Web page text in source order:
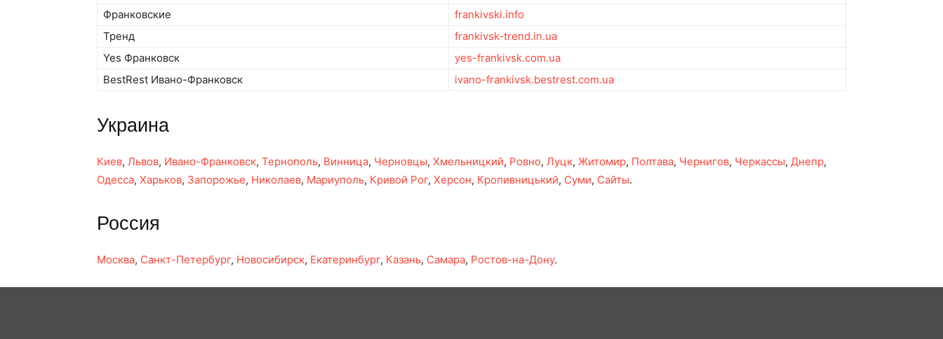
Франковские
frankivski.info
Тренд
frankivsk-trend.in.ua
Yes Франковск
yes-frankivsk.com.ua
BestRest Ивано-Франковск
ivano-frankivsk.bestrest.com.ua
Украина
Киев, Львов, Ивано-Франковск, Тернополь, Винница, Черновцы, Хмельницкий, Ровно, Луцк, Житомир, Полтава, Чернигов, Черкассы, Днепр,
Одесса, Харьков, Запорожье, Николаев, Мариуполь, Кривой Рог, Херсон, Кропивницький, Суми, Сайты.
Россия
Москва, Санкт-Петербург, Новосибирск, Екатеринбург, Казань, Самара, Ростов-на-Дону.